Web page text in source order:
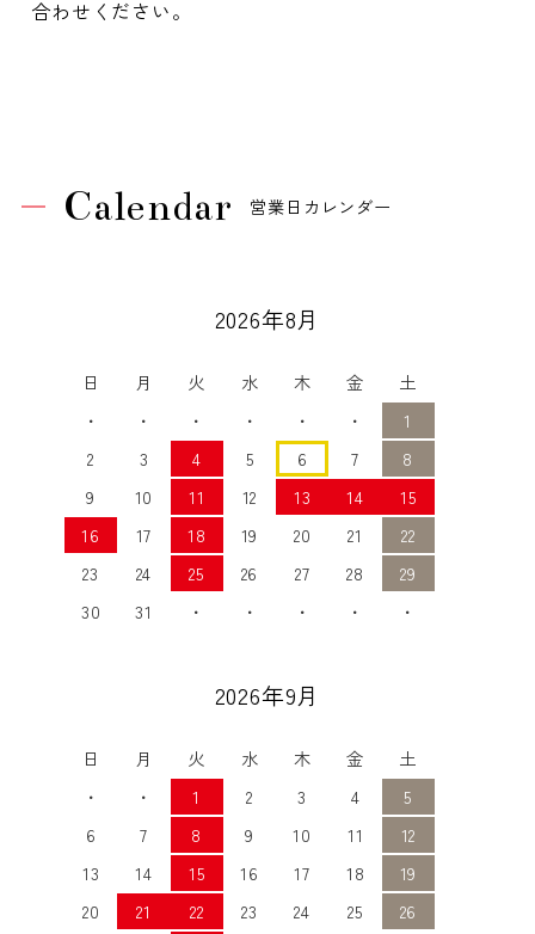
合わせください。
Calendar 営業日カレンダー
2026年8月
日 月 火 水 木 金
土
・
・ ・ ・ ・ ・
1
2
3 4 5 6 7
8
9
10 11 12 13 14
15
16
17 18 19 20 21
22
23
24 25 26 27 28
29
30
31 ・ ・ ・ ・ ・
2026年9月
日 月 火 水 木 金
土
・
・ 1 2 3 4
5
6
7 8 9 10 11
12
13
14 15 16 17 18
19
20
21 22 23 24 25
26